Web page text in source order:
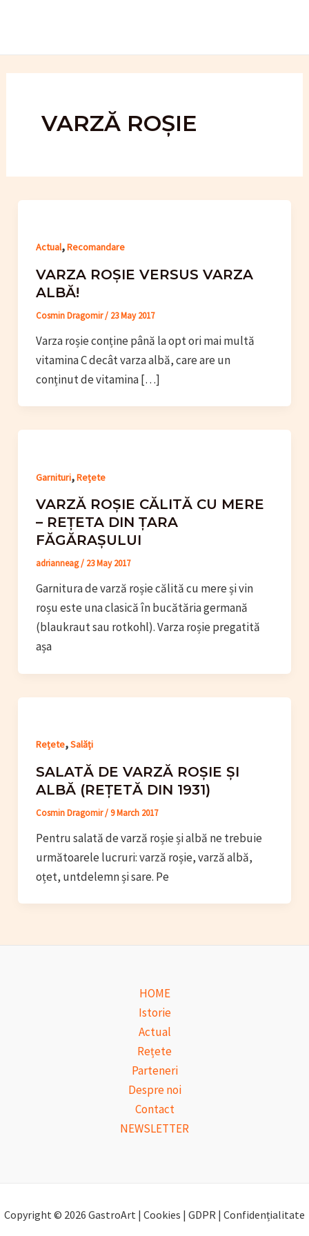
VARZĂ ROȘIE
Actual,Recomandare
VARZA ROȘIE VERSUS VARZA
ALBĂ!
Cosmin Dragomir/ 23 May 2017
Varza roșie conține până la opt ori mai multă
vitamina C decât varza albă, care are un
conținut de vitamina […]
Garnituri,Rețete
VARZĂ ROȘIE CĂLITĂ CU MERE
– REȚETA DIN ȚARA
FĂGĂRAȘULUI
adrianneag/ 23 May 2017
Garnitura de varză roșie călită cu mere și vin
roșu este una clasică în bucătăria germană
(blaukraut sau rotkohl). Varza roșie pregatită
așa
Rețete,Salăți
SALATĂ DE VARZĂ ROȘIE ȘI
ALBĂ (REȚETĂ DIN 1931)
Cosmin Dragomir/9 March 2017
Pentru salată de varză roșie și albă ne trebuie
următoarele lucruri: varză roșie, varză albă,
oțet, untdelemn și sare. Pe
HOME
Istorie
Actual
Rețete
Parteneri
Despre noi
Contact
NEWSLETTER
Copyright © 2026 GastroArt | Cookies | GDPR | Confidențialitate